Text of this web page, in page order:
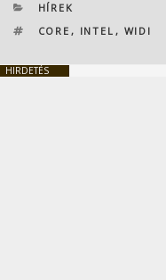
KATEGÓRIÁK
HÍREK
CÍMKÉK
CORE , INTEL , WIDI
HIRDETÉS